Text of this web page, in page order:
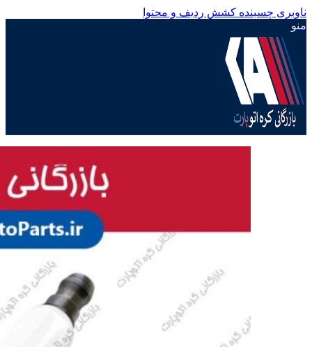
ناوبری چسبنده کشش ردیف و محتوا
منو